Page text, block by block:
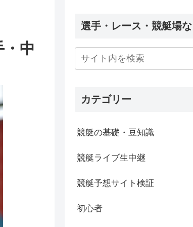
中
選手・レース・競艇場
カテゴリー
競艇の基礎・豆知識
競艇ライブ生中継
競艇予想サイト検証
初心者